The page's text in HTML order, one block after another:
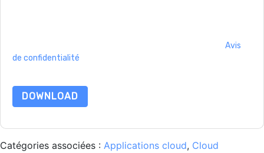
Avis
de confidentialité
DOWNLOAD
Catégories associées : Applications cloud, Cloud